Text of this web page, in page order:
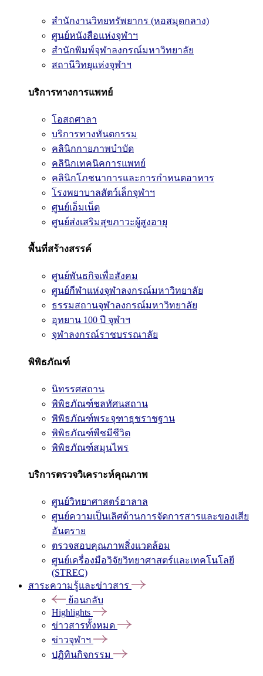
สำนักงานวิทยทรัพยากร (หอสมุดกลาง)
ศูนย์หนังสือแห่งจุฬาฯ
สำนักพิมพ์จุฬาลงกรณ์มหาวิทยาลัย
สถานีวิทยุแห่งจุฬาฯ
บริการทางการแพทย์
โอสถศาลา
บริการทางทันตกรรม
คลินิกกายภาพบำบัด
คลินิกเทคนิคการแพทย์
คลินิกโภชนาการและการกำหนดอาหาร
โรงพยาบาลสัตว์เล็กจุฬาฯ
ศูนย์เอ็มเน็ต
ศูนย์ส่งเสริมสุขภาวะผู้สูงอายุ
พื้นที่สร้างสรรค์
ศูนย์พันธกิจเพื่อสังคม
ศูนย์กีฬาแห่งจุฬาลงกรณ์มหาวิทยาลัย
ธรรมสถานจุฬาลงกรณ์มหาวิทยาลัย
อุทยาน 100 ปี จุฬาฯ
จุฬาลงกรณ์ราชบรรณาลัย
พิพิธภัณฑ์
นิทรรศสถาน
พิพิธภัณฑ์ชลทัศนสถาน
พิพิธภัณฑ์พระจุฑาธุชราชฐาน
พิพิธภัณฑ์พืชมีชีวิต
พิพิธภัณฑ์สมุนไพร
บริการตรวจวิเคราะห์คุณภาพ
ศูนย์วิทยาศาสตร์ฮาลาล
ศูนย์ความเป็นเลิศด้านการจัดการสารและของเสีย
อันตราย
ตรวจสอบคุณภาพสิ่งแวดล้อม
ศูนย์เครื่องมือวิจัยวิทยาศาสตร์และเทคโนโลยี
(STREC)
สาระความรู้และข่าวสาร
ย้อนกลับ
Highlights
ข่าวสารทั้งหมด
ข่าวจุฬาฯ
ปฏิทินกิจกรรม